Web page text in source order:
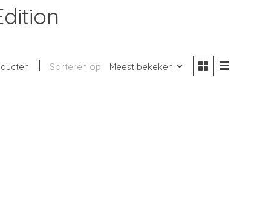
Sorteren op Meest bekeken